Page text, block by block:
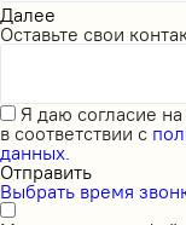
Далее
Оставьте свои
Я даю согласие
в соответствии с
данных.
Отправить
Выбрать время